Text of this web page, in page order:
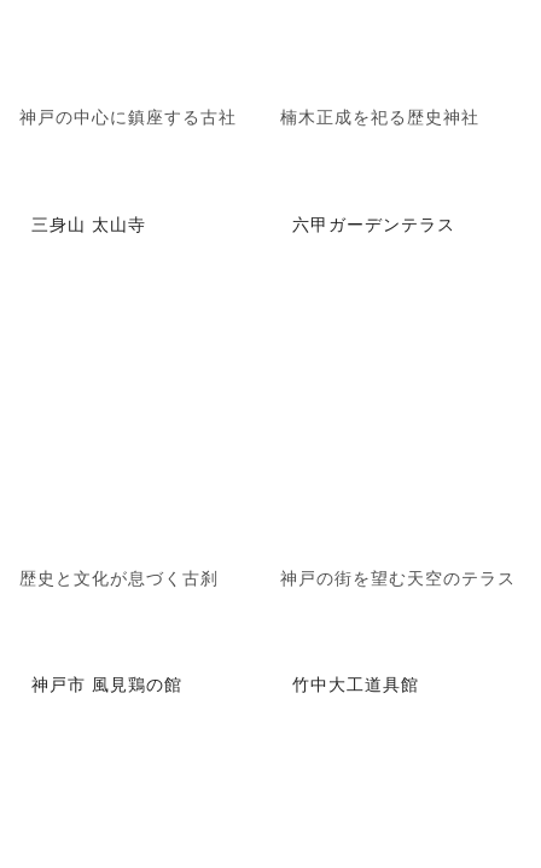
神戸の中心に鎮座する古社 楠木正成を祀る歴史神社
三身山 太山寺
歴史と文化が息づく古刹
六甲ガーデンテラス
神戸の街を望む天空のテラス
神戸市 風見鶏の館 竹中大工道具館